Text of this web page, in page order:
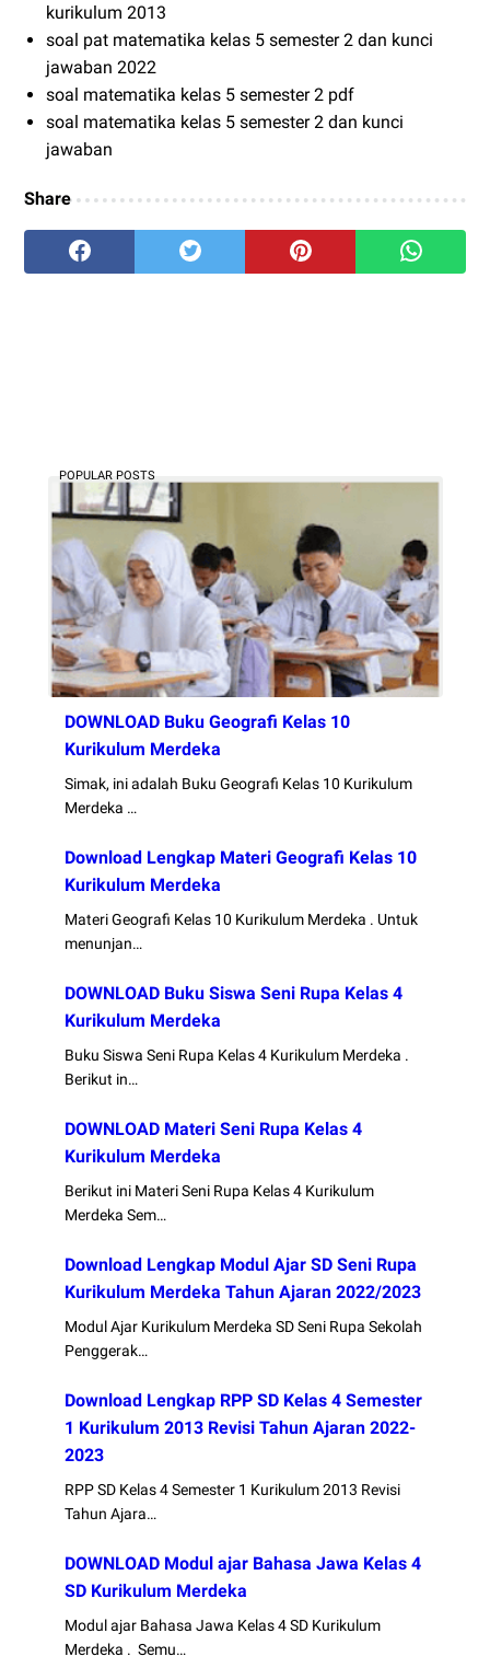
kurikulum 2013
soal pat matematika kelas 5 semester 2 dan kunci
jawaban 2022
soal matematika kelas 5 semester 2 pdf
soal matematika kelas 5 semester 2 dan kunci
jawaban
Share
POPULAR POSTS
DOWNLOAD Buku Geografi Kelas 10
Kurikulum Merdeka
Simak, ini adalah Buku Geografi Kelas 10 Kurikulum
Merdeka …
Download Lengkap Materi Geografi Kelas 10
Kurikulum Merdeka
Materi Geografi Kelas 10 Kurikulum Merdeka . Untuk
menunjan…
DOWNLOAD Buku Siswa Seni Rupa Kelas 4
Kurikulum Merdeka
Buku Siswa Seni Rupa Kelas 4 Kurikulum Merdeka .
Berikut in…
DOWNLOAD Materi Seni Rupa Kelas 4
Kurikulum Merdeka
Berikut ini Materi Seni Rupa Kelas 4 Kurikulum
Merdeka Sem…
Download Lengkap Modul Ajar SD Seni Rupa
Kurikulum Merdeka Tahun Ajaran 2022/2023
Modul Ajar Kurikulum Merdeka SD Seni Rupa Sekolah
Penggerak…
Download Lengkap RPP SD Kelas 4 Semester
1 Kurikulum 2013 Revisi Tahun Ajaran 2022-
2023
RPP SD Kelas 4 Semester 1 Kurikulum 2013 Revisi
Tahun Ajara…
DOWNLOAD Modul ajar Bahasa Jawa Kelas 4
SD Kurikulum Merdeka
Modul ajar Bahasa Jawa Kelas 4 SD Kurikulum
Merdeka . Semu…